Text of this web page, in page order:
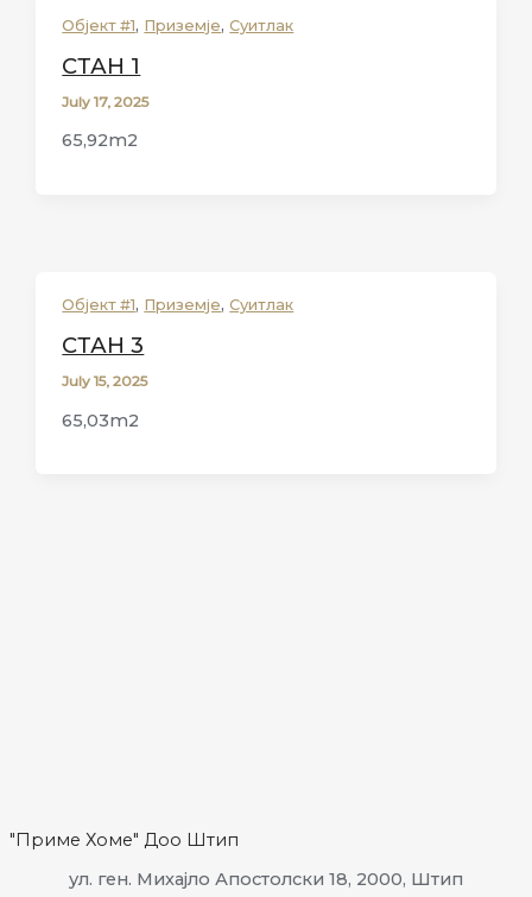
Објект #1, Приземје,Суитлак
СТАН 1
July 17, 2025
65,92m2
Објект #1, Приземје,Суитлак
СТАН 3
July 15, 2025
65,03m2
"Приме Хоме" Доо Штип
ул. ген. Михајло Апостолски 18, 2000, Штип